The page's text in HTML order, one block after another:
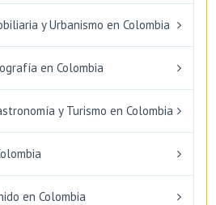
y Urbanismo en Colombia
en Colombia
y Turismo en Colombia
en Colombia